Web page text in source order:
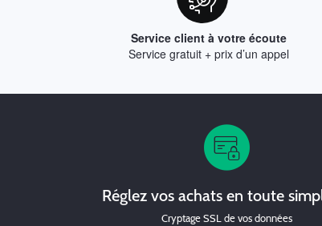
Service client à votre écoute
Service gratuit + prix d’un appel
Réglez vos achats en toute
Cryptage SSL de vos données